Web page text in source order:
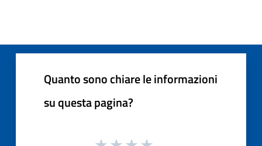
Quanto sono chiare le informazioni
su questa pagina?